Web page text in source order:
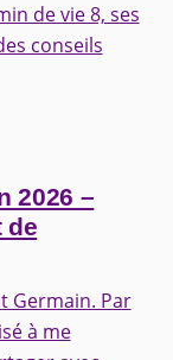
de vie 8, ses
conseils
2026 –
de
Germain. Par
à me